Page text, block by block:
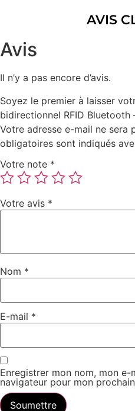
AVIS
Avis
Il n’y a pas encore d’avis.
Soyez le premier à laisser
bidirectionnel RFID Bluetooth
Votre adresse e-mail ne sera
obligatoires sont indiqués
Votre note *
Votre avis *
Nom *
E-mail *
Enregistrer mon nom, mon
navigateur pour mon